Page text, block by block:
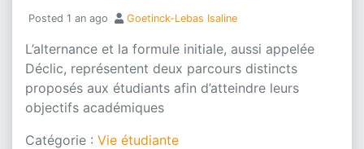
Posted 1 an ago Goetinck-Lebas Isaline
L’alternance et la formule initiale, aussi appelée
Déclic, représentent deux parcours distincts
proposés aux étudiants afin d’atteindre leurs
objectifs académiques
Catégorie : Vie étudiante